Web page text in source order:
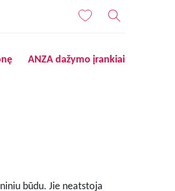
ANZA dažymo įrankiai
būdu. Jie neatstoja